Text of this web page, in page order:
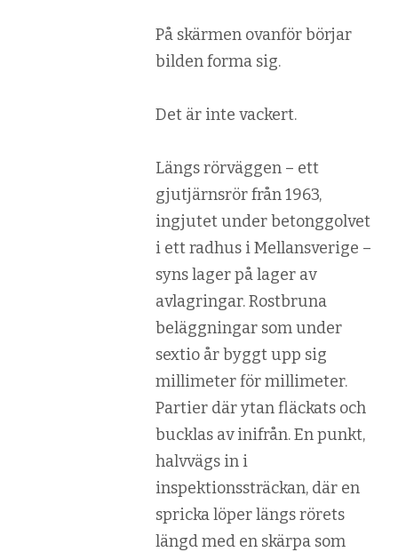
På skärmen ovanför börjar
bilden forma sig.
Det är inte vackert.
Längs rörväggen – ett
gjutjärnsrör från 1963,
ingjutet under betonggolvet
i ett radhus i Mellansverige –
syns lager på lager av
avlagringar. Rostbruna
beläggningar som under
sextio år byggt upp sig
millimeter för millimeter.
Partier där ytan fläckats och
bucklas av inifrån. En punkt,
halvvägs in i
inspektionssträckan, där en
spricka löper längs rörets
längd med en skärpa som